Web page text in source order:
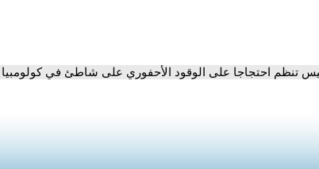
تنظم احتجاجا على الوقود الأحفوري على شاطئ في كولومبيا